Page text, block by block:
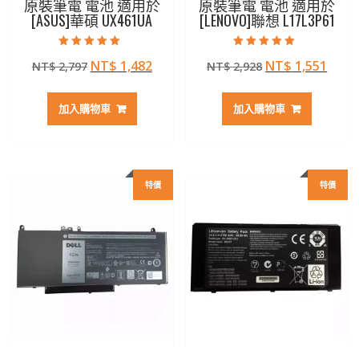
原裝筆電 電池 適用於
[ASUS]華碩 UX461UA
5.00
滿分 5
NT$2,797 原
價
格：
NT$ 1,482目
加入購物車
原裝筆電 電池 適用於
[LENOVO]聯想 L17L3P61
5.00
滿分 5
NT$2,928 原
價
格：
NT$ 1,551
加入購物車
特價 特價